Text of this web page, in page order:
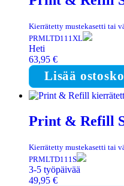
Kierrätetty mustekasetti tai
PRMLTD111XL
Heti
63,95 €
Lisää
Print & Refill
Kierrätetty mustekasetti tai
PRMLTD111S
3-5 työpäivää
49,95 €